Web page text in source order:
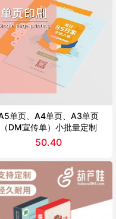
单页、A4单页、A3单页
（DM宣传单）小批量定制
50.40